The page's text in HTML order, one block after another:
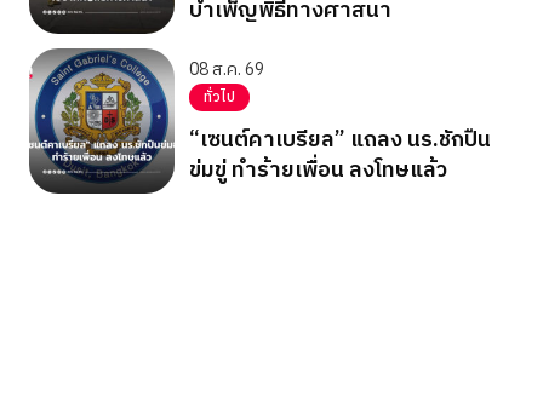
บำเพ็ญพิธีทางศาสนา
08 ส.ค. 69
ทั่วไป
“เซนต์คาเบรียล” แถลง นร.ชักปืน
ข่มขู่ ทำร้ายเพื่อน ลงโทษแล้ว